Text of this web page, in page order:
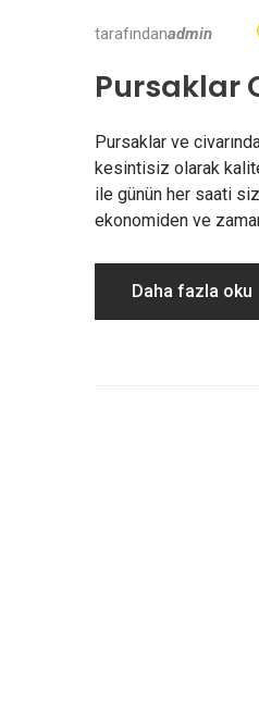
tarafındanadmin
Pursaklar
Pursaklar ve
kesintisiz olarak
ile günün her saati
ekonomiden ve
Daha fazla oku